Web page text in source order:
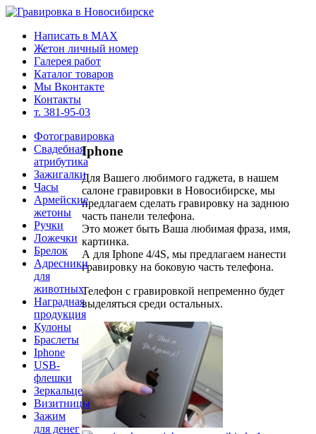
Написать в MAX
Жетон личный номер
Галерея работ
Каталог товаров
Мы Вконтакте
Контакты
т. 381-95-03
Iphone
Для Вашего любимого гаджета, в нашем
салоне гравировки в Новосибирске, мы
предлагаем сделать гравировку на заднюю
часть панели телефона.
Это может быть Ваша любимая фраза, имя,
картинка.
А для Iphone 4/4S, мы предлагаем нанести
гравировку на боковую часть телефона.
Телефон с гравировкой непременно будет
выделяться среди остальных.
Фотогравировка
Свадебная
атрибутика
Зажигалки
Часы
Армейские
жетоны
Ручки
Ложечки
Брелок
Адресники
для
животных
Наградная
продукция
Кулоны
Браслеты
Iphone
USB-
флешки
Зеркальце
Визитницы
Зажим
для денег